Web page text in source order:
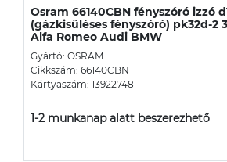
Osram 66140CBN fényszóró izzó
(gázkisüléses fényszóró) pk32d-2
Alfa Romeo Audi BMW
Gyártó: OSRAM
Cikkszám: 66140CBN
Kártyaszám: 13922748
1-2 munkanap alatt beszerezhető